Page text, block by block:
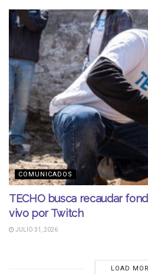
COMUNICADOS
TECHO busca recaudar
vivo por Twitch
JULIO 31, 2026
LOAD